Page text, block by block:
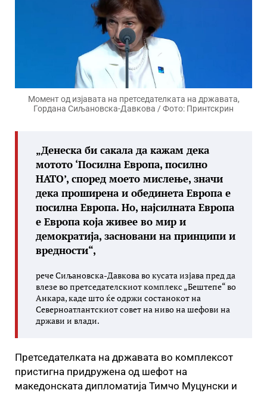
Момент од изјавата на претседателката на државата,
Гордана Сиљановска-Давкова / Фото: Принтскрин
„Денеска би сакала да кажам дека
мотото ‘Посилна Европа, посилно
НАТО’, според моето мислење, значи
дека проширена и обединета Европа е
посилна Европа. Но, најсилната Европа
е Европа која живее во мир и
демократија, засновани на принципи и
вредности“,
рече Сиљановска-Давкова во кусата изјава пред да
влезе во претседателскиот комплекс „Бештепе“ во
Анкара, каде што ќе одржи состанокот на
Северноатлантскиот совет на ниво на шефови на
држави и влади.
Претседателката на државата во комплексот
пристигна придружена од шефот на
македонската дипломатија Тимчо Муцунски и